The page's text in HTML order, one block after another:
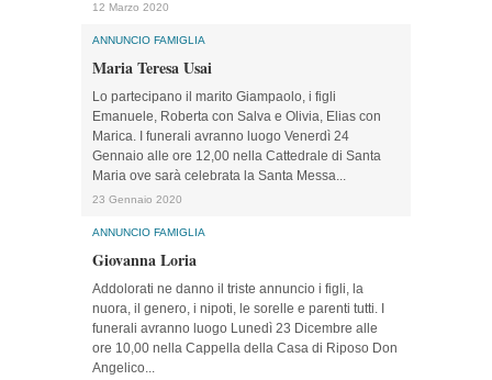
12 Marzo 2020
ANNUNCIO FAMIGLIA
Maria Teresa Usai
Lo partecipano il marito Giampaolo, i figli
Emanuele, Roberta con Salva e Olivia, Elias con
Marica. I funerali avranno luogo Venerdì 24
Gennaio alle ore 12,00 nella Cattedrale di Santa
Maria ove sarà celebrata la Santa Messa...
23 Gennaio 2020
ANNUNCIO FAMIGLIA
Giovanna Loria
Addolorati ne danno il triste annuncio i figli, la
nuora, il genero, i nipoti, le sorelle e parenti tutti. I
funerali avranno luogo Lunedì 23 Dicembre alle
ore 10,00 nella Cappella della Casa di Riposo Don
Angelico...